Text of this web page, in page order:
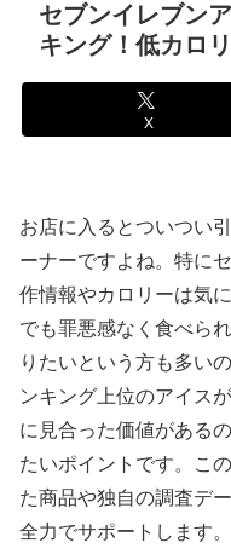
セブンイレブン
キング！低カロ
X
お店に入るとついつい
ーナーですよね。特に
作情報やカロリーは気
でも罪悪感なく食べら
りたいという方も多い
ンキング上位のアイス
に見合った価値がある
たいポイントです。こ
た商品や独自の調査デ
全力でサポートします。